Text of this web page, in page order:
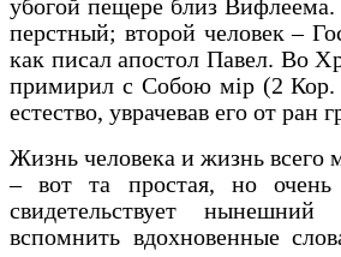
убогой пещере близ
перстный; второй человек –
как писал апостол Павел. Во
примирил с Собою мiр (2 Кор.
естество, уврачевав его от ран
Жизнь человека и жизнь всего
– вот та простая, но
свидетельствует
вспомнить вдохновенные